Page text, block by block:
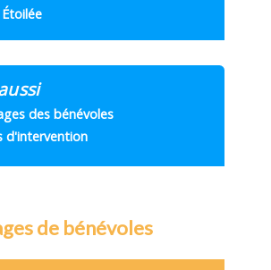
des bénévoles
d'intervention
de bénévoles